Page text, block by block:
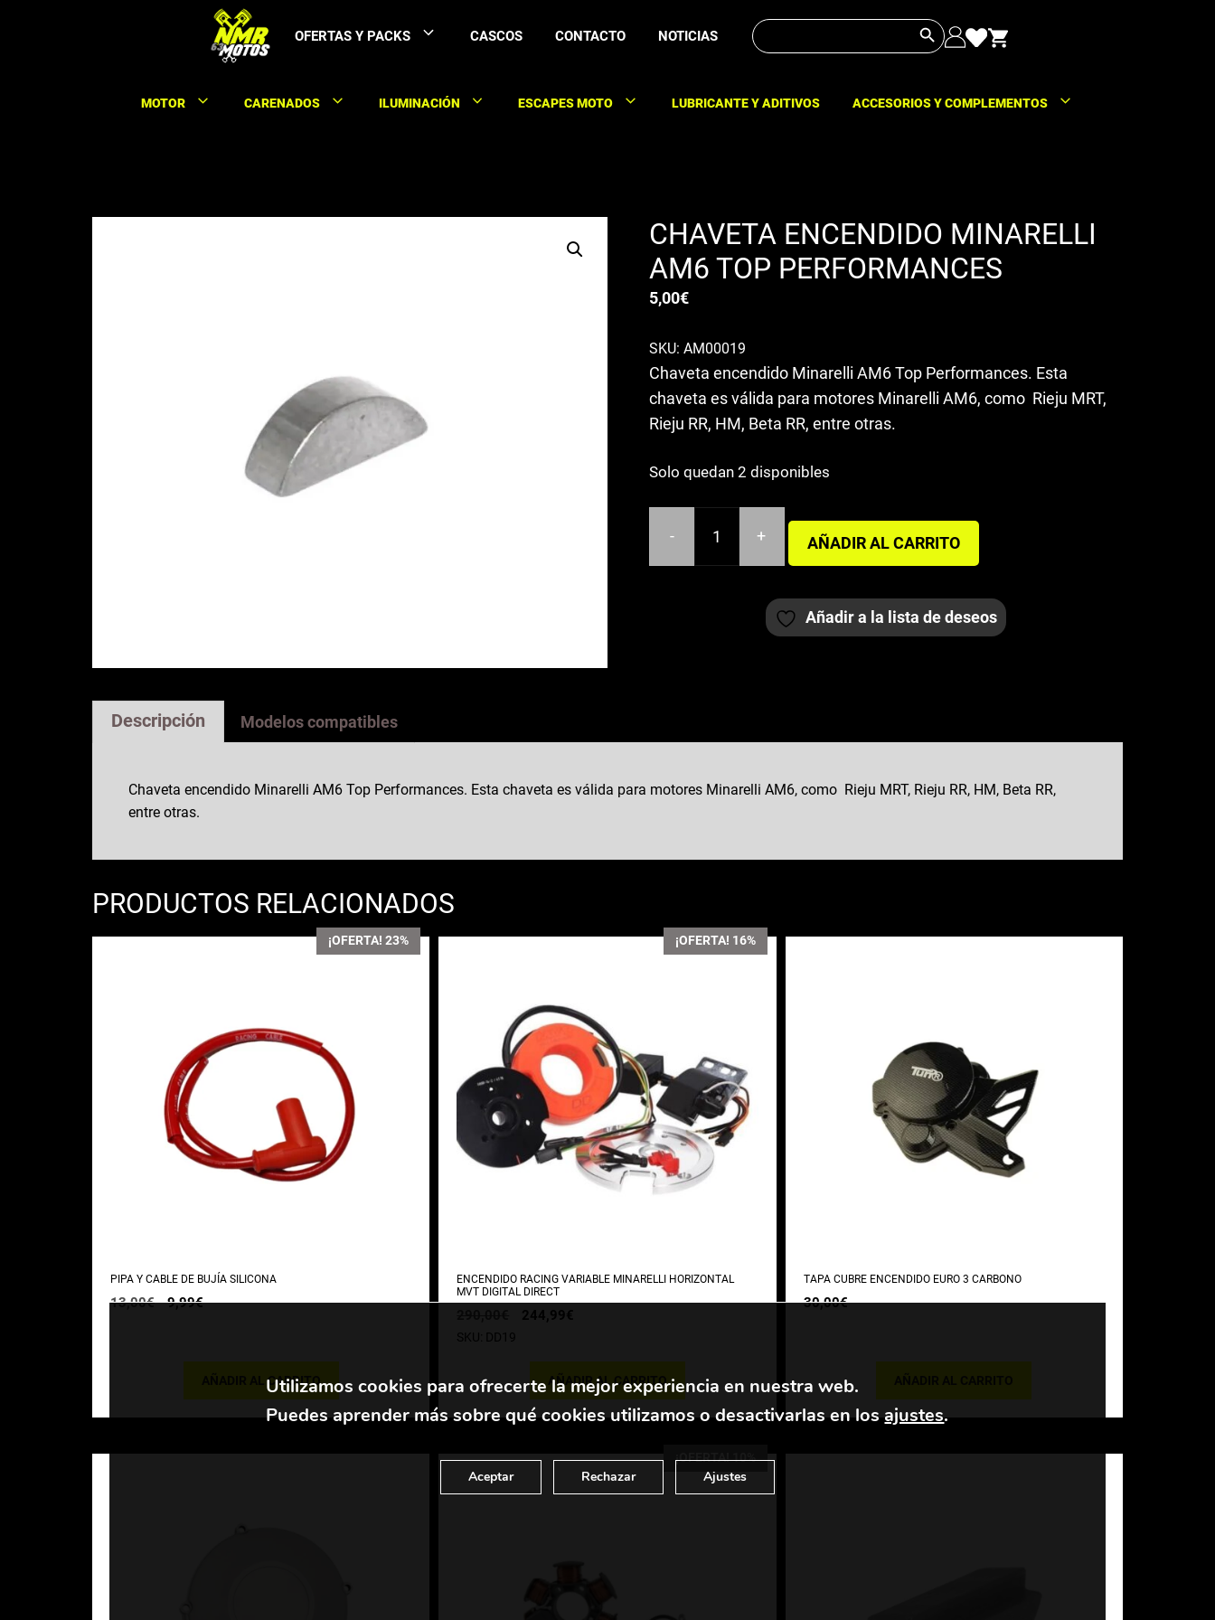
OFERTAS Y PACKS CASCOS CONTACTO NOTICIAS Buscar: Botón de búsqueda
MOTOR CARENADOS ILUMINACIÓN ESCAPES MOTO LUBRICANTE Y ADITIVOS ACCESORIOS Y COMPLEMENTOS
CHAVETA ENCENDIDO MINARELLI
AM6 TOP PERFORMANCES
5,00€
SKU: AM00019
Chaveta encendido Minarelli AM6 Top Performances. Esta
chaveta es válida para motores Minarelli AM6, como Rieju MRT,
Rieju RR, HM, Beta RR, entre otras.
Solo quedan 2 disponibles
-
CHAVETA
ENCENDIDO
+ AÑADIR AL CARRITO
Añadir a la lista de deseos
Descripción Modelos compatibles
Chaveta encendido Minarelli AM6 Top Performances. Esta chaveta es válida para motores Minarelli AM6, como Rieju MRT, Rieju RR, HM, Beta RR,
entre otras.
PRODUCTOS RELACIONADOS
¡OFERTA! 23%
PIPA Y CABLE DE BUJÍA SILICONA
13,00€
El
13,00€.
9,99€El
9,99€.
AÑADIR AL CARRITO
¡OFERTA! 16%
ENCENDIDO RACING VARIABLE MINARELLI HORIZONTAL
MVT DIGITAL DIRECT
El
era:
290,00€.
244,99€
es:
244,99€.
SKU: DD19
AÑADIR AL CARRITO
TAPA CUBRE ENCENDIDO EURO 3 CARBONO
30,00€
¡OFERTA! 10%
Utilizamos cookies para ofrecerte la mejor experiencia en nuestra web.
Puedes aprender más sobre qué cookies utilizamos o desactivarlas en losajustes.
Aceptar Rechazar Ajustes